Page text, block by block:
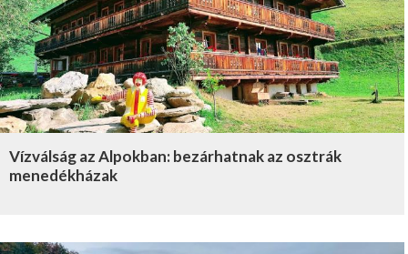
Vízválság az Alpokban: bezárhatnak az osztrák
menedékházak